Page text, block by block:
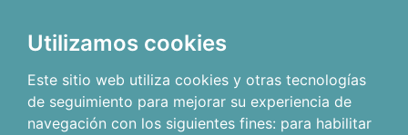
Utilizamos cookies
Este sitio web utiliza cookies y otras tecnologías
de seguimiento para mejorar su experiencia de
navegación con los siguientes fines: para habilitar